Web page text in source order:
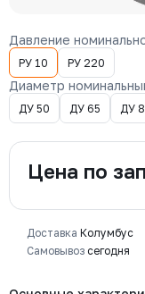
Давление
РУ 10 РУ 220
Диаметр
ДУ 50 ДУ 65 ДУ
Цена по
Доставка Колумбус
Самовывоз сегодня